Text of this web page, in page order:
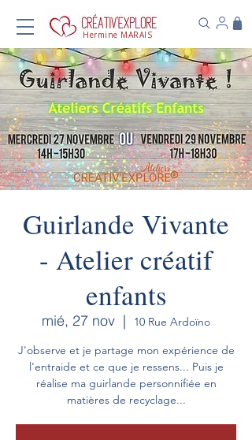
Hermine MARAIS
Guirlande Vivante
- Atelier créatif
enfants
mié, 27 nov
  |
10 Rue Ardoïno
J'observe et je partage mon expérience de
l'entraide et ce que je ressens... Puis je
réalise ma guirlande personnifiée en
matières de recyclage...